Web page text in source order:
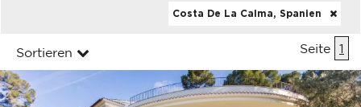
Costa De La Calma, Spanien
Sortieren Seite 1